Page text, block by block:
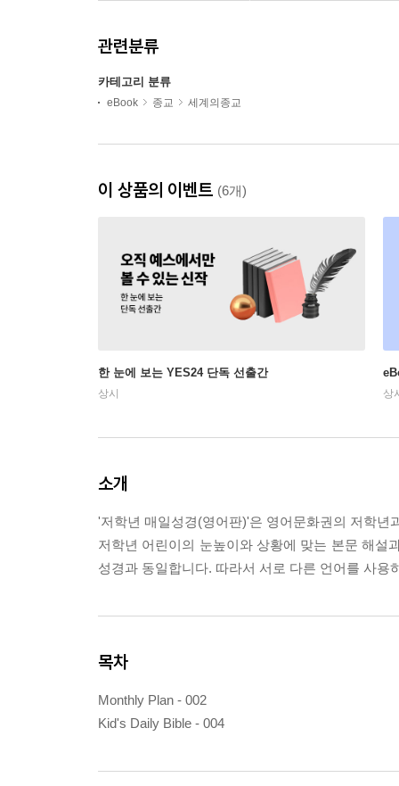
관련분류
카테고리 분류
eBook 종교 세계의종교
이 상품의 이벤트 (6개)
한 눈에 보는 YES24 단독 선출간
상시 상
소개
'저학년 매일성경(영어판)'은 영어문화권의 저학
저학년 어린이의 눈높이와 상황에 맞는 본문 해설
성경과 동일합니다. 따라서 서로 다른 언어를 사
목차
Monthly Plan - 002
Kid's Daily Bible - 004